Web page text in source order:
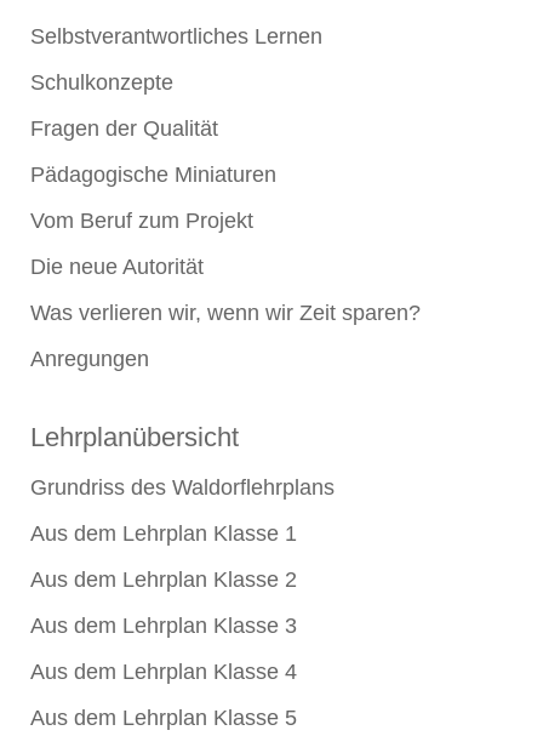
Selbstverantwortliches Lernen
Schulkonzepte
Fragen der Qualität
Pädagogische Miniaturen
Vom Beruf zum Projekt
Die neue Autorität
Was verlieren wir, wenn wir Zeit sparen?
Anregungen
Lehrplanübersicht
Grundriss des Waldorflehrplans
Aus dem Lehrplan Klasse 1
Aus dem Lehrplan Klasse 2
Aus dem Lehrplan Klasse 3
Aus dem Lehrplan Klasse 4
Aus dem Lehrplan Klasse 5